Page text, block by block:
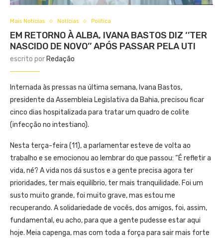
Mais Notícias Notícias Política
EM RETORNO À ALBA, IVANA BASTOS DIZ ‘’TER
NASCIDO DE NOVO’’ APÓS PASSAR PELA UTI
escrito por Redação
Internada às pressas na última semana, Ivana Bastos,
presidente da Assembleia Legislativa da Bahia, precisou ficar
cinco dias hospitalizada para tratar um quadro de colite
(infecção no intestiano).
Nesta terça-feira (11), a parlamentar esteve de volta ao
trabalho e se emocionou ao lembrar do que passou: “É refletir a
vida, né? A vida nos dá sustos e a gente precisa agora ter
prioridades, ter mais equilíbrio, ter mais tranquilidade. Foi um
susto muito grande, foi muito grave, mas estou me
recuperando. A solidariedade de vocês, dos amigos, foi, assim,
fundamental, eu acho, para que a gente pudesse estar aqui
hoje. Meia capenga, mas com toda a força para sair mais forte